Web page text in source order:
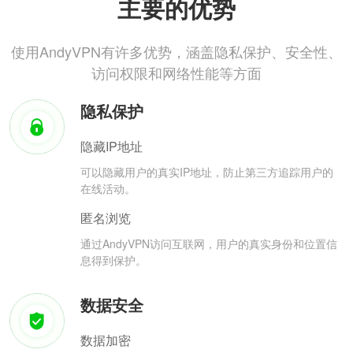
主要的优势
使用AndyVPN有许多优势，涵盖隐私保护、安全性、
访问权限和网络性能等方面
隐私保护
隐藏IP地址
可以隐藏用户的真实IP地址，防止第三方追踪用户的
在线活动。
匿名浏览
通过AndyVPN访问互联网，用户的真实身份和位置信
息得到保护。
数据安全
数据加密